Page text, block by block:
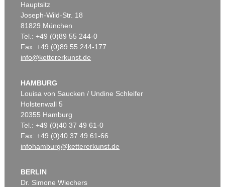
Hauptsitz
Joseph-Wild-Str. 18
81829 München
Tel.: +49 (0)89 55 244-0
Fax: +49 (0)89 55 244-177
info@kettererkunst.de
HAMBURG
Louisa von Saucken / Undine Schleifer
Holstenwall 5
20355 Hamburg
Tel.: +49 (0)40 37 49 61-0
Fax: +49 (0)40 37 49 61-66
infohamburg@kettererkunst.de
BERLIN
Dr. Simone Wiechers